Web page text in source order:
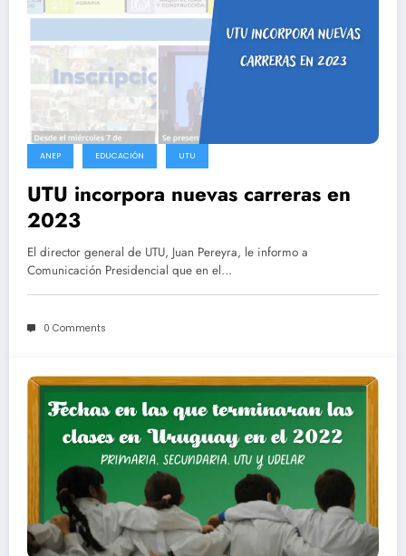
ANEP EDUCACIÓN UTU
UTU incorpora nuevas carreras en
2023
El director general de UTU, Juan Pereyra, le informo a
Comunicación Presidencial que en el…
0 Comments